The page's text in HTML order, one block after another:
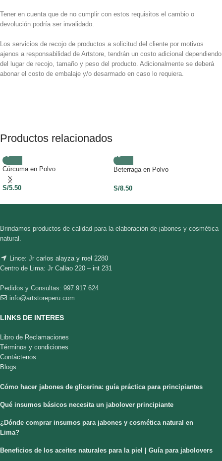
Tener en cuenta que de no cumplir con estos requisitos el cambio o
devolución podría ser invalidado.
Los servicios de recojo de productos a solicitud del cliente por motivos
ajenos a responsabilidad de Artstore, tendrán un costo adicional dependiendo
del lugar de recojo, tamaño y peso del producto. Adicionalmente se deberá
abonar el costo de embalaje y/o desarmado en caso lo requiera.
Productos relacionados
Cúrcuma en Polvo
S/5.50
Beterraga en Polvo
S/8.50
Brindamos productos de calidad para la elaboración de jabones y cosmética
natural.
Lince: Jr carlos alayza y roel 2280
Centro de Lima: Jr Callao 220 – int 231
Pedidos y Consultas: 997 917 624
info@artstoreperu.com
LINKS DE INTERES
Libro de Reclamaciones
Términos y condiciones
Contáctenos
Blogs
Cómo hacer jabones de glicerina: guía práctica para principiantes
Qué insumos básicos necesita un jabolover principiante
¿Dónde comprar insumos para jabones y cosmética natural en
Lima?
Beneficios de los aceites naturales para la piel | Guía para jabolovers